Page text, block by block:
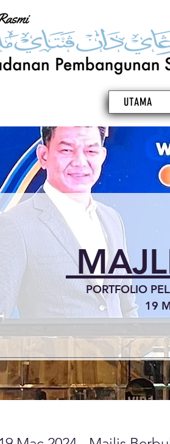
UTAMA
PORTFOLIO
19